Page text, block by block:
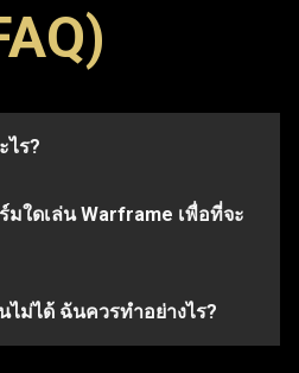
ไร?
เช่น ภาพสัญลักษณ์ (Glyph) บูส
าบว่า รหัสมักจะมีวันหมดอายุ
บบัญชีบางบัญชี และจะใช้ได้
แรกเท่านั้น
ใดเล่น Warframe เพื่อที่จะ
ชันในเพจนี้เพื่อแลกรหัสและ
ช้แพลตฟอร์มใดในการเล่น
หัสจะใช้ได้กับบาง
ที่เชื่อมโยงกับ
ม่ได้ ฉันควรทำอย่างไร?
หมดอายุหรือใช้ไปแล้ว หาก
งเรา